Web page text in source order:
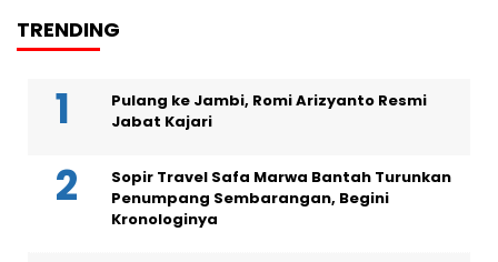
TRENDING
Pulang ke Jambi, Romi Arizyanto Resmi
Jabat Kajari
Sopir Travel Safa Marwa Bantah Turunkan
Penumpang Sembarangan, Begini
Kronologinya